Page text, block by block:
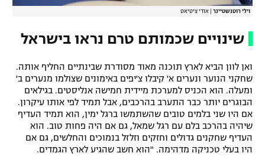
וילי רוטנשטיינר אודי ציטיאט
שינויים שכמותם טרם נראו בישראל
ואן לוון הביא לארץ תוכנה מאוד מסודרת שבינתיים החליף אותה.
שחקני הנוער ונערים א' קיבלו צ'יפים באימונים שצולמו מנערים ב'
ומעלה. הוא הכניס למערכת מיידית חמישה אנליסטים. בגילאים
הבוגרים יותר כבר התערב בהרכבים, אבל תמיד לפי אותו עיקרון.
אם היו שני בלמים טובים שהשתמשו ברגל ימין, הוא תמיד העדיף
שיהיה בהרכב בלם עם רגל שמאל, גם אם היה פחות טוב. הוא
העדיף שחקנים גדולים וחזקים וזלזל בנמוכים והחלשים, גם אם
היו בעלי טכניקה מדהימה. "הוא חשב שהגיע לארץ הגמדים.